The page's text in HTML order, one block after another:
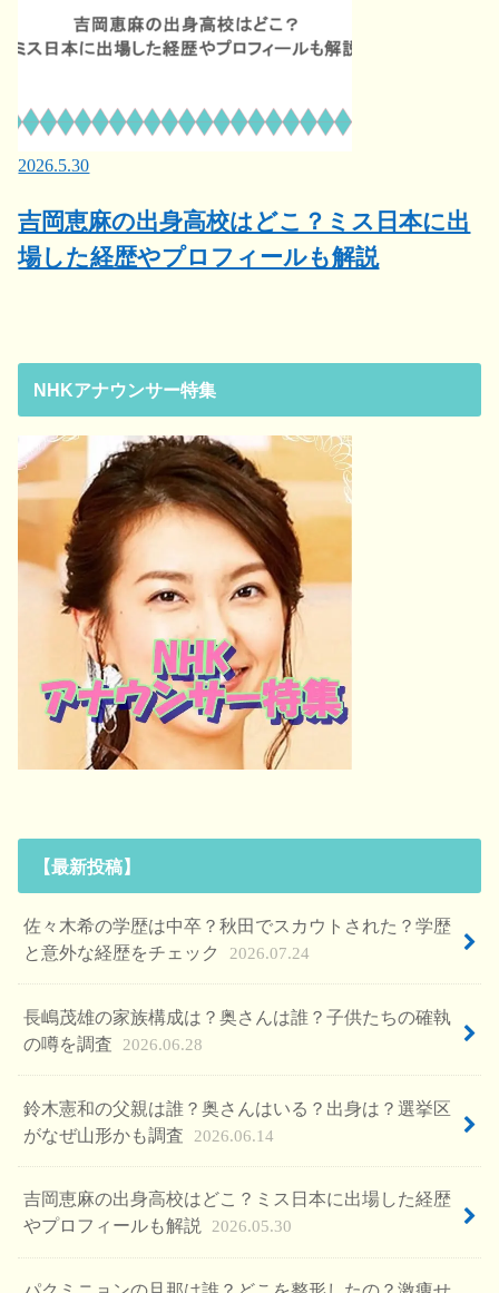
2026.5.30
吉岡恵麻の出身高校はどこ？ミス日本に出
場した経歴やプロフィールも解説
NHKアナウンサー特集
【最新投稿】
佐々木希の学歴は中卒？秋田でスカウトされた？学歴
と意外な経歴をチェック
2026.07.24
長嶋茂雄の家族構成は？奥さんは誰？子供たちの確執
の噂を調査
2026.06.28
鈴木憲和の父親は誰？奥さんはいる？出身は？選挙区
がなぜ山形かも調査
2026.06.14
吉岡恵麻の出身高校はどこ？ミス日本に出場した経歴
やプロフィールも解説
2026.05.30